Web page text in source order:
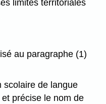
limites territoriales
au paragraphe (1)
scolaire de langue
précise le nom de